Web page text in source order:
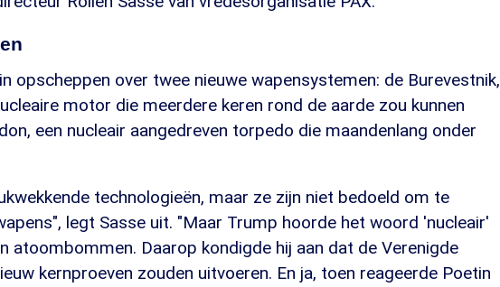
opscheppen over twee nieuwe wapensystemen: de Burevestnik,
motor die meerdere keren rond de aarde zou kunnen
een nucleair aangedreven torpedo die maandenlang onder
technologieën, maar ze zijn niet bedoeld om te
legt Sasse uit. "Maar Trump hoorde het woord 'nucleair'
atoombommen. Daarop kondigde hij aan dat de Verenigde
kernproeven zouden uitvoeren. En ja, toen reageerde Poetin